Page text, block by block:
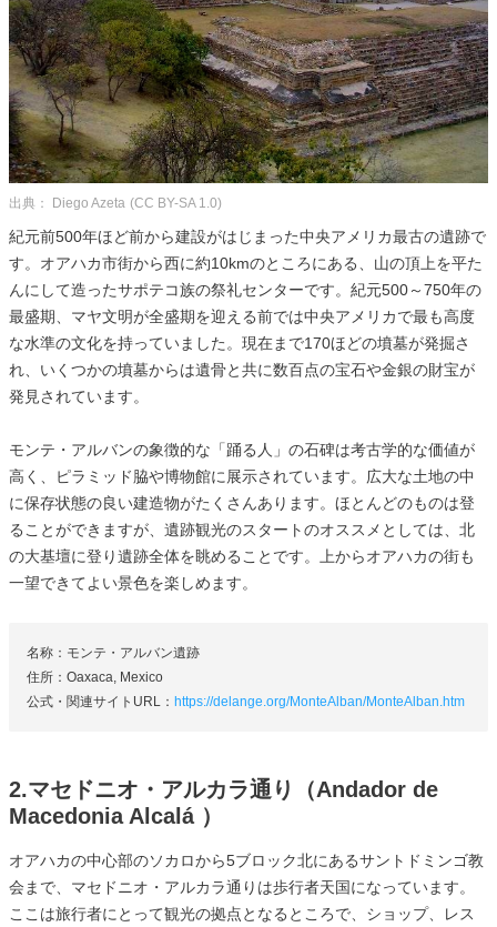
出典： Diego Azeta (CC BY-SA 1.0)
紀元前500年ほど前から建設がはじまった中央アメリカ最古の遺跡で
す。オアハカ市街から西に約10kmのところにある、山の頂上を平た
んにして造ったサポテコ族の祭礼センターです。紀元500～750年の
最盛期、マヤ文明が全盛期を迎える前では中央アメリカで最も高度
な水準の文化を持っていました。現在まで170ほどの墳墓が発掘さ
れ、いくつかの墳墓からは遺骨と共に数百点の宝石や金銀の財宝が
発見されています。
モンテ・アルバンの象徴的な「踊る人」の石碑は考古学的な価値が
高く、ピラミッド脇や博物館に展示されています。広大な土地の中
に保存状態の良い建造物がたくさんあります。ほとんどのものは登
ることができますが、遺跡観光のスタートのオススメとしては、北
の大基壇に登り遺跡全体を眺めることです。上からオアハカの街も
一望できてよい景色を楽しめます。
名称：モンテ・アルバン遺跡
住所：Oaxaca, Mexico
公式・関連サイトURL： https://delange.org/MonteAlban/MonteAlban.htm
2.マセドニオ・アルカラ通り（Andador de
Macedonia Alcalá ）
オアハカの中心部のソカロから5ブロック北にあるサントドミンゴ教
会まで、マセドニオ・アルカラ通りは歩行者天国になっています。
ここは旅行者にとって観光の拠点となるところで、ショップ、レス